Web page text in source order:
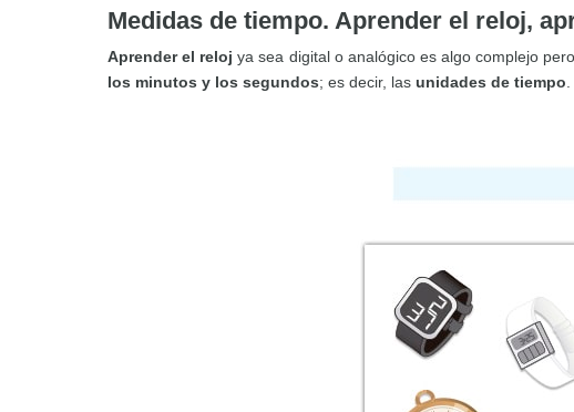
Medidas de tiempo. Aprender el reloj,
Aprender el reloj ya sea digital o analógico es algo complejo
los minutos y los segundos; es decir, las unidades de tiempo